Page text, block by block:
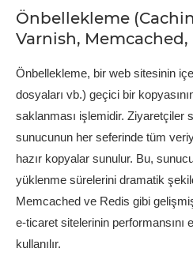
Önbellekleme
Varnish, Memcached,
Önbellekleme, bir web sitesinin
dosyaları vb.) geçici bir
saklanması işlemidir. Ziyaretçiler
sunucunun her seferinde tüm
hazır kopyalar sunulur. Bu,
yüklenme sürelerini dramatik
Memcached ve Redis gibi
e-ticaret sitelerinin performansını
kullanılır.